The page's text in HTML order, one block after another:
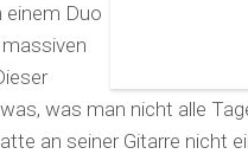
einem Duo
was man nicht alle
an seiner Gitarre nicht